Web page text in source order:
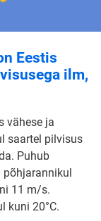
Eestis
ilm,
vähese ja
saartel pilvisus
Puhub
põhjarannikul
11 m/s.
kuni 20°C.